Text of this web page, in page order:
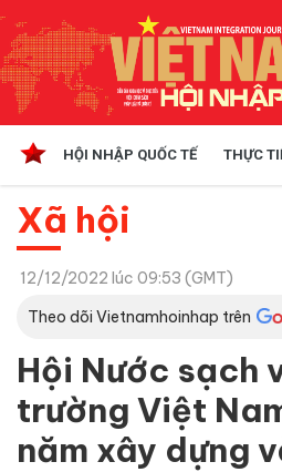
HỘI NHẬP QUỐC TẾ THỰC
Xã hội
12/12/2022 lúc 09:53 (GMT)
Theo dõi Vietnamhoinhap trên
Hội Nước sạch
trường Việt
năm xây dựng